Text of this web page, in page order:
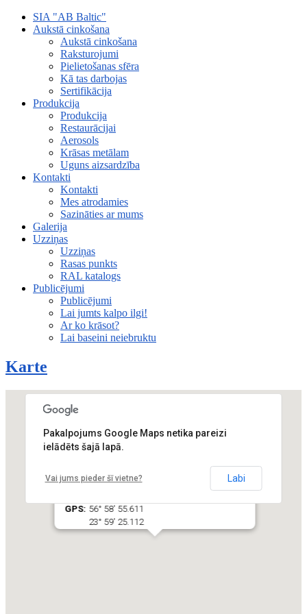
SIA "AB Baltic"
Aukstā cinkošana
Aukstā cinkošana
Raksturojumi
Pielietošanas sfēra
Kā tas darbojas
Sertifikācija
Produkcija
Produkcija
Restaurācijai
Aerosols
Krāsas metālam
Uguns aizsardzība
Kontakti
Kontakti
Mes atrodamies
Sazināties ar mums
Galerija
Uzziņas
Uzziņas
Rasas punkts
RAL katalogs
Publicējumi
Publicējumi
Lai jumts kalpo ilgi!
Ar ko krāsot?
Lai baseini neiebruktu
Karte
Lorem Ipsum – tas ir teksta salikums,
kuru izmanto poligrāfijā un maketēšanas darbos.
GPS: 56° 58' 55.611
23° 59' 25.112
Pakalpojums Google Maps netika pareizi
ielādēts šajā lapā.
Vai jums pieder šī vietne? Labi